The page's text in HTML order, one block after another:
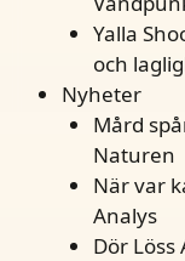
Yalla
och
Nyheter
Mård
Naturen
När var
Analys
Dör Löss